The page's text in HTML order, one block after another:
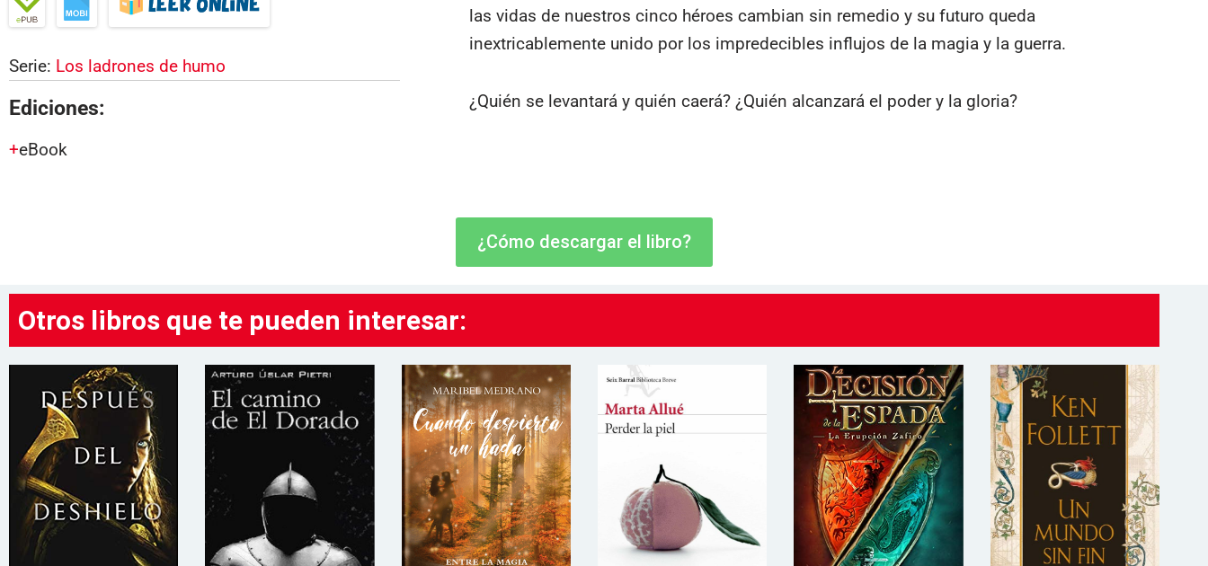
Serie: Los ladrones de humo
Ediciones:
eBook
las vidas de nuestros cinco héroes cambian sin remedio y su futuro queda
inextricablemente unido por los impredecibles influjos de la magia y la guerra.
¿Quién se levantará y quién caerá? ¿Quién alcanzará el poder y la gloria?
¿Cómo descargar el libro?
Otros libros que te pueden interesar: